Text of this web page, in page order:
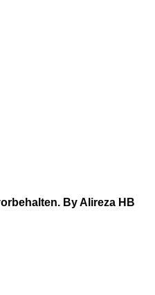
By Alireza HB